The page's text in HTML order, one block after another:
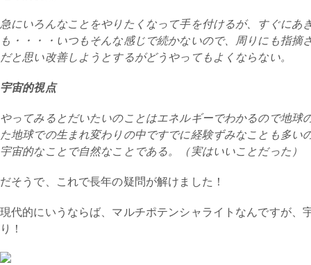
急にいろんなことをやりたくなって手を付けるが、すぐにあ
も・・・・いつもそんな感じで続かないので、周りにも指摘
だと思い改善しようとするがどうやってもよくならない。
宇宙的視点
やってみるとだいたいのことはエネルギーでわかるので地球
た地球での生まれ変わりの中ですでに経験ずみなことも多い
宇宙的なことで自然なことである。（実はいいことだった）
だそうで、これで長年の疑問が解けました！
現代的にいうならば、マルチポテンシャライトなんですが、
り！